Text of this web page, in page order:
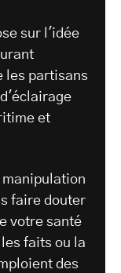
sur l'idée
les partisans
et
manipulation
faire douter
votre santé
faits ou la
des